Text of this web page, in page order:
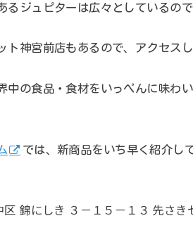
るジュピターは広々としているの
ト神宮前店もあるので、アクセス
中の食品・食材をいっぺんに味わ
では、新商品をいち早く紹介し
錦にしき ３－１５－１３ 先さき